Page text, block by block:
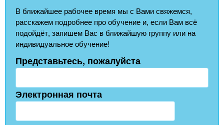
В ближайшее рабочее время мы с Вами свяжемся,
расскажем подробнее про обучение и, если Вам всё
подойдёт, запишем Вас в ближайшую группу или на
индивидуальное обучение!
Представьтесь, пожалуйста
Электронная почта